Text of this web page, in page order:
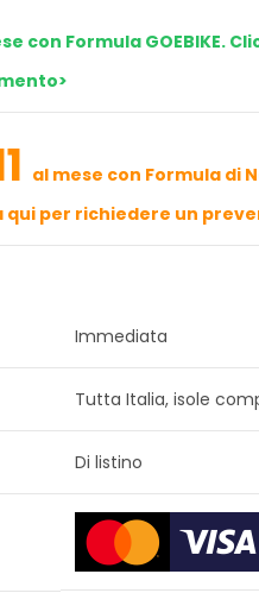
con Formula GOEBIKE.
al mese con Formula di
qui per richiedere un
Immediata
Tutta Italia, isole
Di listino